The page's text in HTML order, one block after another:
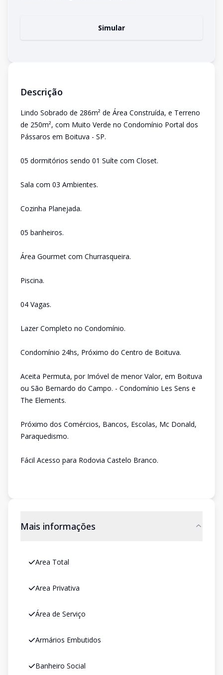
Simular
Descrição
Lindo Sobrado de 286m² de Área Construída, e Terreno
de 250m², com Muito Verde no Condomínio Portal dos
Pássaros em Boituva - SP.
05 dormitórios sendo 01 Suíte com Closet.
Sala com 03 Ambientes.
Cozinha Planejada.
05 banheiros.
Área Gourmet com Churrasqueira.
Piscina.
04 Vagas.
Lazer Completo no Condomínio.
Condomínio 24hs, Próximo do Centro de Boituva.
Aceita Permuta, por Imóvel de menor Valor, em Boituva
ou São Bernardo do Campo. - Condomínio Les Sens e
The Elements.
Próximo dos Comércios, Bancos, Escolas, Mc Donald,
Paraquedismo.
Fácil Acesso para Rodovia Castelo Branco.
Mais informações
Area Total
Area Privativa
Área de Serviço
Armários Embutidos
Banheiro Social